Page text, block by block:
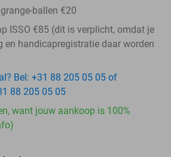
ballen €20
ISSO €85 (dit is verplicht, omdat je
en handicapregistratie daar worden
Bel: +31 88 205 05 05 of
88 205 05 05
want jouw aankoop is 100%